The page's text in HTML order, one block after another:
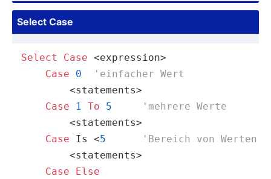
Select Case
Select Case <expression>
Case
0
'einfacher Wert
<statements>
Case
1 To 5
'mehrere Werte
<statements>
Case
Is <5
'Bereich von Werten
<statements>
Case
Else